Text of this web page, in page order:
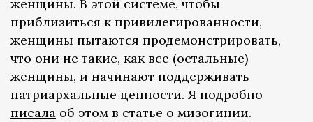
женщины. В этой системе, чтобы
приблизиться к привилегированности,
женщины пытаются продемонстрировать,
что они не такие, как все (остальные)
женщины, и начинают поддерживать
патриархальные ценности. Я подробно
писала об этом в статье о мизогинии.